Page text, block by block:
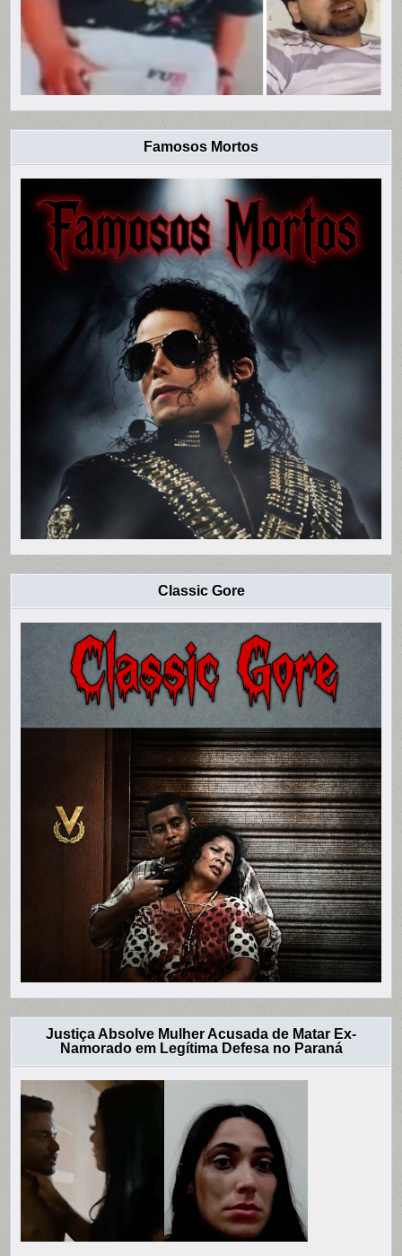
Famosos Mortos
Classic Gore
Justiça Absolve Mulher Acusada de Matar Ex-
Namorado em Legítima Defesa no Paraná